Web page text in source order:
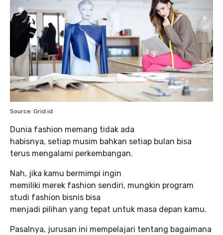
Source: Grid.id
Dunia fashion memang tidak ada
habisnya, setiap musim bahkan setiap bulan bisa
terus mengalami perkembangan.
Nah, jika kamu bermimpi ingin
memiliki merek fashion sendiri, mungkin program
studi fashion bisnis bisa
menjadi pilihan yang tepat untuk masa depan kamu.
Pasalnya, jurusan ini mempelajari tentang bagaimana